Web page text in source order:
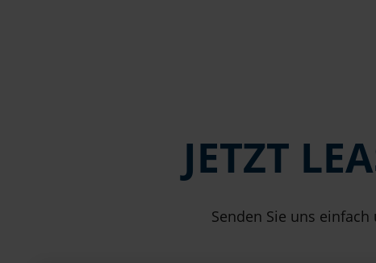
JETZT
Senden Sie uns